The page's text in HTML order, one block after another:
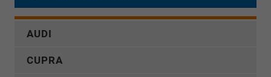
AUDI
CUPRA